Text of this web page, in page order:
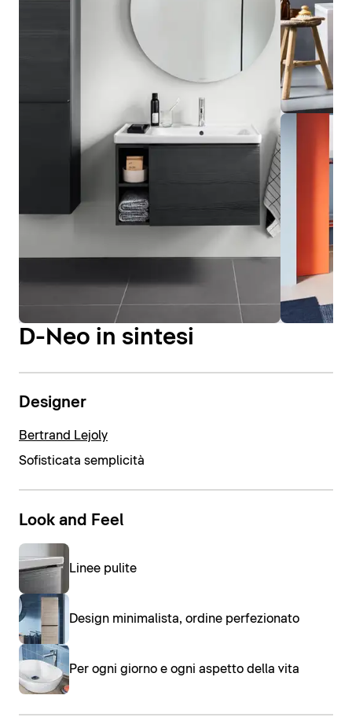
D-Neo in sintesi
Designer
Bertrand Lejoly
Sofisticata semplicità
Look and Feel
Linee pulite
Design minimalista, ordine perfezionato
Per ogni giorno e ogni aspetto della vita